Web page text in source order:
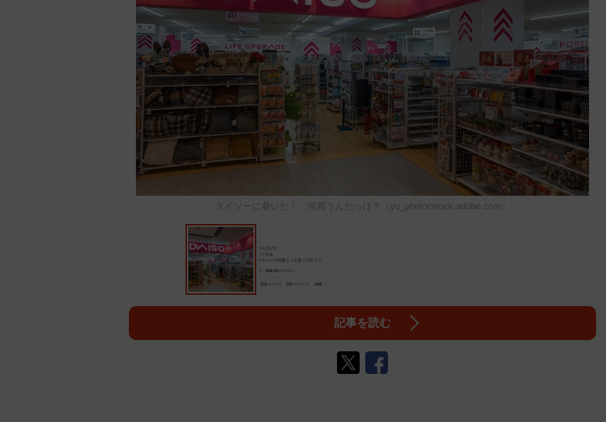
ダイソーに着いた！…何買うんだっけ？（yu_photo/stock.adobe.com）
記事を読む